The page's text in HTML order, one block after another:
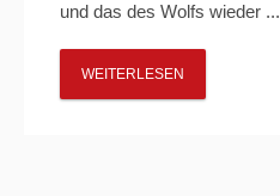
und das des Wolfs wieder ...
WEITERLESEN